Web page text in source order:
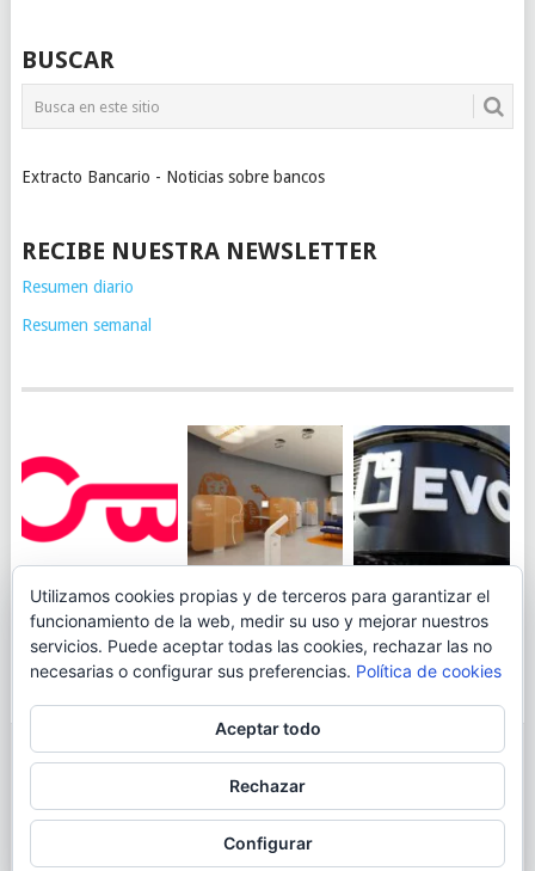
BUSCAR
Extracto Bancario - Noticias sobre bancos
RECIBE NUESTRA NEWSLETTER
Resumen diario
Resumen semanal
JUEGA AL
CANICÓDROMO
DIGITAL DE
OPENBANK
ING TOCA SUELO EN
LA RENTABILIDAD
DE SU CUENTA
NARANJA: 0,01% TAE
EVO BANK
PERMITIRÁ
INGRESAR DINERO
DESDE LAS OFICINAS
© 2026BLOGAHORRO.
CONTACTA CON EL AUTOR
MAPA DE LA WEB
MÁS INFORMACIÓN SOBRE LAS COOKIES
Utilizamos cookies propias y de terceros para garantizar el
funcionamiento de la web, medir su uso y mejorar nuestros
servicios. Puede aceptar todas las cookies, rechazar las no
necesarias o configurar sus preferencias. Política de cookies
Aceptar todo
Rechazar
Configurar